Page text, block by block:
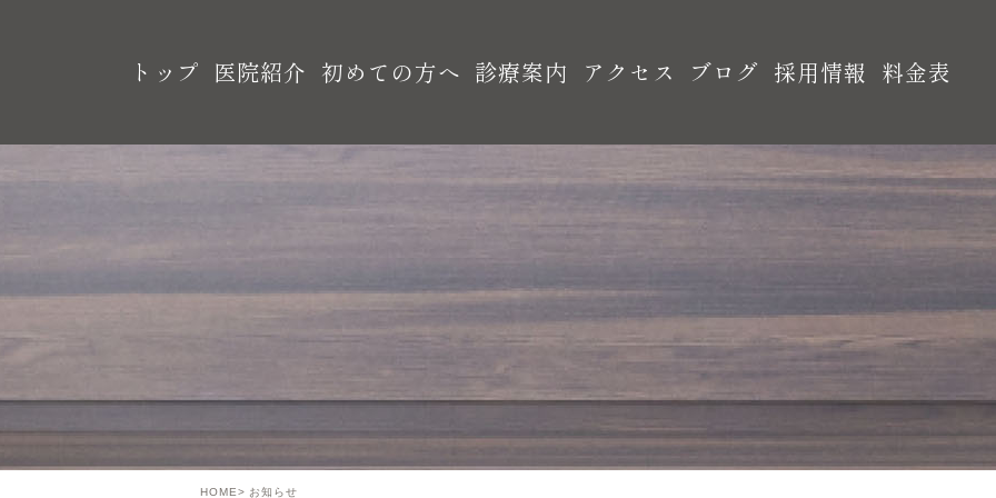
トップ 医院紹介 初めての方へ 診療案内 アクセス ブログ 採用情報 料金表
HOME お知らせ